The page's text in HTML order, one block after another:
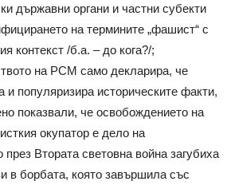
държавни органи и частни субекти
на термините „фашист“ с
контекст /б.а. – до кога?/;
на РСМ само декларира, че
и популяризира историческите факти,
показвали, че освобождението на
окупатор е дело на
през Втората световна война загубиха
в борбата, която завършила със